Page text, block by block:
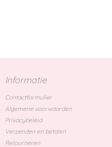
Informatie
Contactformulier
Algemene voorwaarden
Privacybeleid
Verzenden en betalen
Retourneren